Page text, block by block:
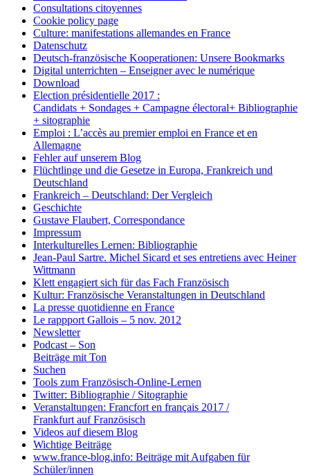
Consultations citoyennes
Cookie policy page
Culture: manifestations allemandes en France
Datenschutz
Deutsch-französische Kooperationen: Unsere Bookmarks
Digital unterrichten – Enseigner avec le numérique
Download
Election présidentielle 2017 :
Candidats + Sondages + Campagne électoral+ Bibliographie
+ sitographie
Emploi : L’accès au premier emploi en France et en
Allemagne
Fehler auf unserem Blog
Flüchtlinge und die Gesetze in Europa, Frankreich und
Deutschland
Frankreich – Deutschland: Der Vergleich
Geschichte
Gustave Flaubert, Correspondance
Impressum
Interkulturelles Lernen: Bibliographie
Jean-Paul Sartre. Michel Sicard et ses entretiens avec Heiner
Wittmann
Klett engagiert sich für das Fach Französisch
Kultur: Französische Veranstaltungen in Deutschland
La presse quotidienne en France
Le rappport Gallois – 5 nov. 2012
Newsletter
Podcast – Son
Beiträge mit Ton
Suchen
Tools zum Französisch-Online-Lernen
Twitter: Bibliographie / Sitographie
Veranstaltungen: Francfort en français 2017 /
Frankfurt auf Französisch
Videos auf diesem Blog
Wichtige Beiträge
www.france-blog.info: Beiträge mit Aufgaben für
Schüler/innen